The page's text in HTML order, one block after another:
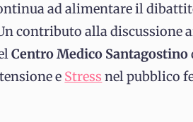
ad alimentare il
contributo alla discussione
Centro Medico Santagostino
e Stress nel pubblico